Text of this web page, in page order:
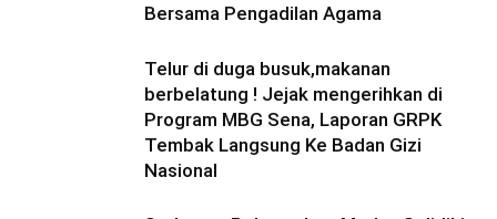
Bersama Pengadilan Agama
Telur di duga busuk,makanan
berbelatung ! Jejak mengerihkan di
Program MBG Sena, Laporan GRPK
Tembak Langsung Ke Badan Gizi
Nasional